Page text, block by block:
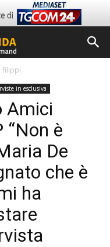
filippi
in esclusiva
Amici
“Non è
De
che è
ha